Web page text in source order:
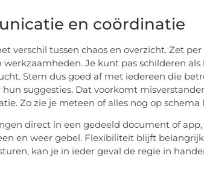
en coördinatie
verschil tussen chaos en overzicht. Zet
Je kunt pas schilderen
Stem dus goed af met iedereen die
suggesties. Dat voorkomt
Zo zie je meteen of alles nog op schema
direct in een gedeeld document of
en weer gebel. Flexibiliteit blijft
kan je in ieder geval de regie in